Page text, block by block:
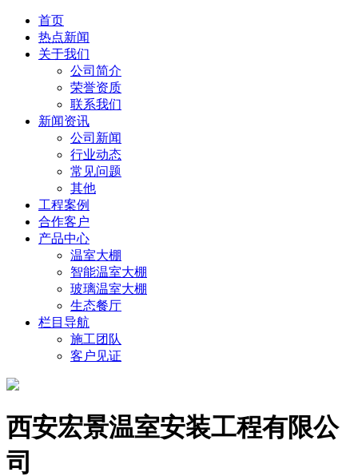
首页
热点新闻
关于我们
公司简介
荣誉资质
联系我们
新闻资讯
公司新闻
行业动态
常见问题
其他
工程案例
合作客户
产品中心
温室大棚
智能温室大棚
玻璃温室大棚
生态餐厅
栏目导航
施工团队
客户见证
西安宏景温室安装工程有限公
司